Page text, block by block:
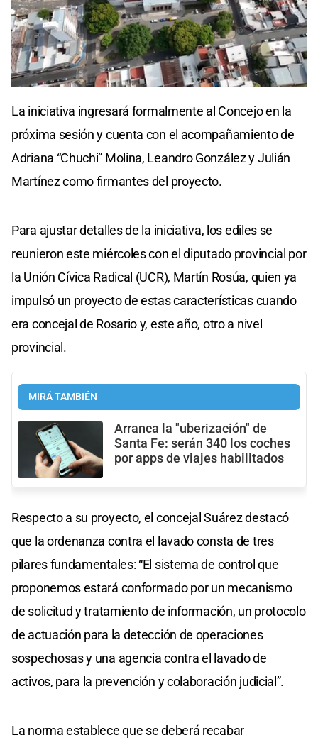
La iniciativa ingresará formalmente al Concejo en la
próxima sesión y cuenta con el acompañamiento de
Adriana “Chuchi” Molina, Leandro González y Julián
Martínez como firmantes del proyecto.
Para ajustar detalles de la iniciativa, los ediles se
reunieron este miércoles con el diputado provincial por
la Unión Cívica Radical (UCR), Martín Rosúa, quien ya
impulsó un proyecto de estas características cuando
era concejal de Rosario y, este año, otro a nivel
provincial.
MIRÁ TAMBIÉN
Arranca la "uberización" de
Santa Fe: serán 340 los coches
por apps de viajes habilitados
Respecto a su proyecto, el concejal Suárez destacó
que la ordenanza contra el lavado consta de tres
pilares fundamentales: “El sistema de control que
proponemos estará conformado por un mecanismo
de solicitud y tratamiento de información, un protocolo
de actuación para la detección de operaciones
sospechosas y una agencia contra el lavado de
activos, para la prevención y colaboración judicial”.
La norma establece que se deberá recabar